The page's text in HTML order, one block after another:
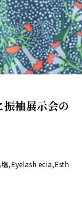
袖展示会の
,Eyelash ecia,Esth